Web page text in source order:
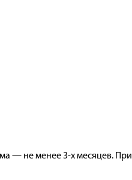
— не менее 3-х месяцев. При